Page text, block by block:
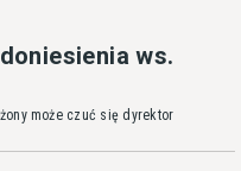
ws.
może czuć się dyrektor